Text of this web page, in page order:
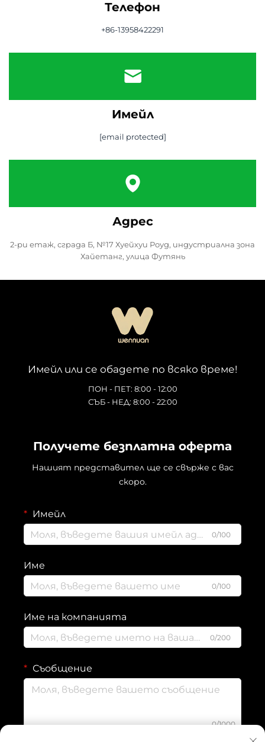
Телефон
+86-13958422291
Имейл
[email protected]
Адрес
2-ри етаж, сграда Б, №17 Хуейхуи Роуд, индустриална зона
Хайетанг, улица Футянь
Имейл или се обадете по всяко време!
ПОН - ПЕТ: 8:00 - 12:00
СЪБ - НЕД: 8:00 - 22:00
Получете безплатна оферта
Нашият представител ще се свърже с вас
скоро.
Имейл
0/100
Име
0/100
Име на компанията
0/200
Съобщение
0/1000